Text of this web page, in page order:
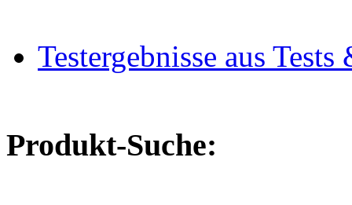
Testergebnisse aus
Produkt-Suche: